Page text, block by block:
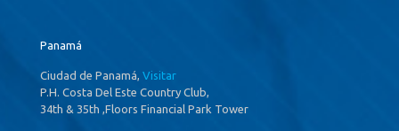
Panamá
Ciudad de Panamá, Visitar
P.H. Costa Del Este Country Club,
34th & 35th ,Floors Financial Park Tower